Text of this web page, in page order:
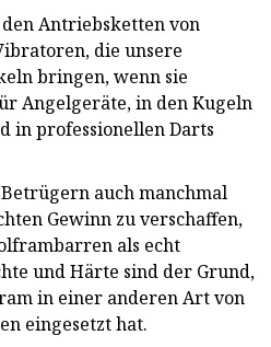
Antriebsketten von
die unsere
bringen, wenn sie
Angelgeräte, in den Kugeln
in professionellen Darts
auch manchmal
Gewinn zu verschaffen,
als echt
und Härte sind der Grund,
in einer anderen Art von
eingesetzt hat.